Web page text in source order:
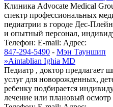
Клиника Advocate Medical
спектр профессиональных
педиатрии в городе Дес-
и опытный персонал,
Телефон: E-mail: Адрес:
847-294-5490 - Мэн Тауншип
»Aintablian Ighia MD
Педиатр , доктор предлагает
услуг для новорожденных,
ребенку подбирается
лечение или плановый осмотр